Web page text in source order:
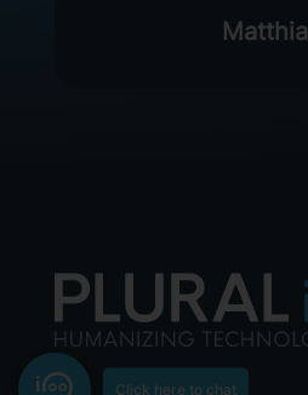
Click here to chat